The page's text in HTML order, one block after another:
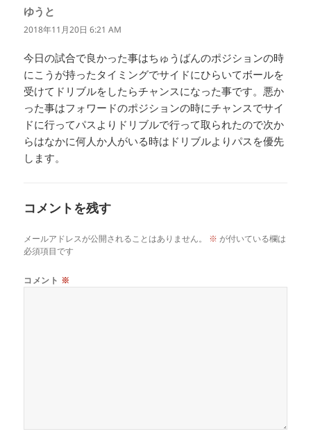
ゆうと
り:
2018年11月20日 6:21 AM
今日の試合で良かった事はちゅうばんのポジションの時
にこうが持ったタイミングでサイドにひらいてボールを
受けてドリブルをしたらチャンスになった事です。悪か
った事はフォワードのポジションの時にチャンスでサイ
ドに行ってパスよりドリブルで行って取られたので次か
らはなかに何人か人がいる時はドリブルよりパスを優先
します。
コメントを残す
メールアドレスが公開されることはありません。 ※ が付いている欄は
必須項目です
コメント ※